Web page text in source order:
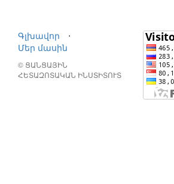
Գլխավոր
⋅
Մեր մասին
© ՑԱՆՑԱՅԻՆ
ՀԵՏԱԶՈՏԱԿԱՆ ԻՆՍՏԻՏՈՒՏ